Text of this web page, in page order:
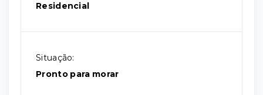
Residencial
Situação:
Pronto para morar